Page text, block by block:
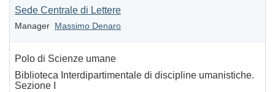
Sede Centrale di Lettere
Manager Massimo Denaro
Polo di Scienze umane
Biblioteca Interdipartimentale di discipline umanistiche.
Sezione I